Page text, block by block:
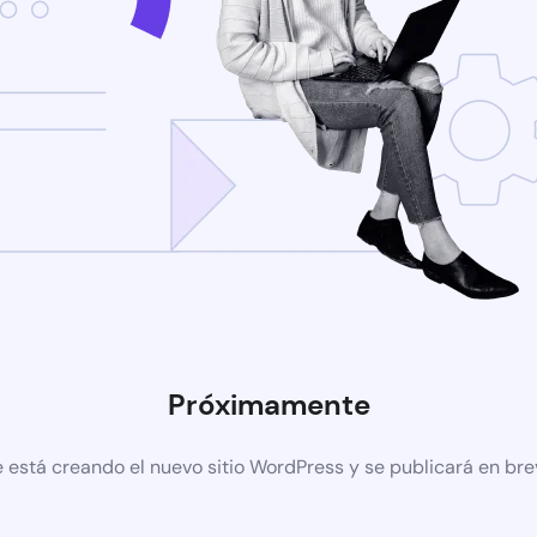
Próximamente
está creando el nuevo sitio WordPress y se publicará en